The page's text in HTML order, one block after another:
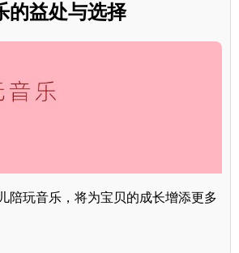
的益处与选择
陪玩音乐，将为宝贝的成长增添更多